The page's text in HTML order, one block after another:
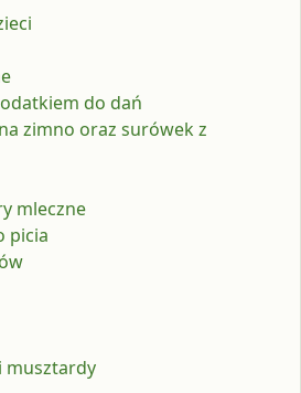
do dań
zimno oraz surówek z
mleczne
picia
musztardy